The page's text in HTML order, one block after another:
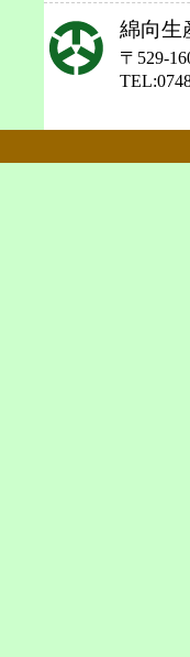
綿向生
〒529-